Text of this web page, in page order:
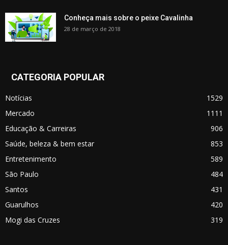
Conheça mais sobre o peixe Cavalinha
28 de março de 2018
CATEGORIA POPULAR
Notícias
1529
Mercado
1111
Educação & Carreiras
906
Saúde, beleza & bem estar
853
Entretenimento
589
São Paulo
484
Santos
431
Guarulhos
420
Mogi das Cruzes
319